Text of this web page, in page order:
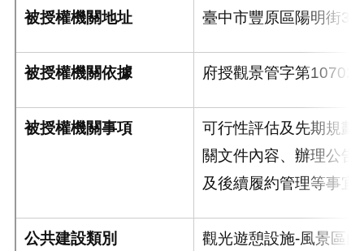
被授權機關地址 臺中市豐原區陽明街36
被授權機關依據 府授觀景管字第
被授權機關事項
可行性評估及先期規劃
關文件內容、辦理公告
及後續履約管理等事宜
公共建設類別 觀光遊憩設施-風景區